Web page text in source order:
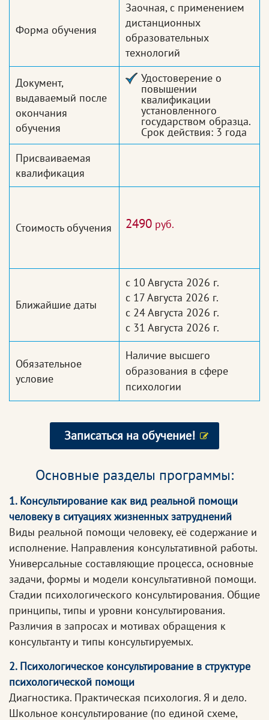
Форма обучения
Заочная, с применением
дистанционных
образовательных
технологий
Документ,
выдаваемый после
окончания
обучения
Удостоверение о
повышении
квалификации
установленного
государством образца.
Срок действия: 3 года
Присваиваемая
квалификация
Стоимость обучения 2490 руб.
Ближайшие даты
с 10 Августа 2026 г.
с 17 Августа 2026 г.
с 24 Августа 2026 г.
с 31 Августа 2026 г.
Обязательное
условие
Наличие высшего
образования в сфере
психологии
Записаться на обучение!
Основные разделы программы:
1. Консультирование как вид реальной помощи
человеку в ситуациях жизненных затруднений
Виды реальной помощи человеку, её содержание и
исполнение. Направления консультативной работы.
Универсальные составляющие процесса, основные
задачи, формы и модели консультативной помощи.
Стадии психологического консультирования. Общие
принципы, типы и уровни консультирования.
Различия в запросах и мотивах обращения к
консультанту и типы консультируемых.
2. Психологическое консультирование в структуре
психологической помощи
Диагностика. Практическая психология. Я и дело.
Школьное консультирование (по единой схеме,